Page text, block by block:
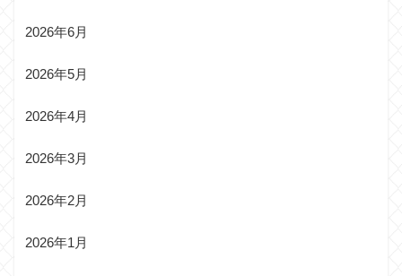
2026年6月
2026年5月
2026年4月
2026年3月
2026年2月
2026年1月